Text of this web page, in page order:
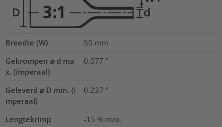
Breedte (W) 50 mm
Gekrompen ⌀ d ma
x. (imperaal)
0.077 "
Geleverd ⌀ D min. (i
mperaal)
0.237 "
Lengtekrimp
-15 % max.